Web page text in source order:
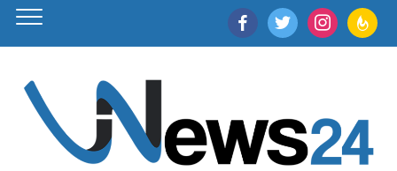
facebooktwitter instagram